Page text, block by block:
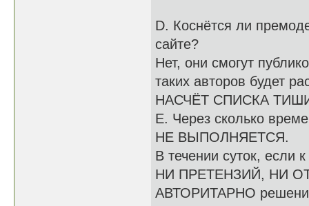
D. Коснётся ли
сайте?
Нет, они смогут
таких авторов будет
НАСЧЁТ СПИСКА
E. Через сколько
НЕ ВЫПОЛНЯЕТСЯ.
В течении суток, если
НИ ПРЕТЕНЗИЙ, НИ
АВТОРИТАРНО